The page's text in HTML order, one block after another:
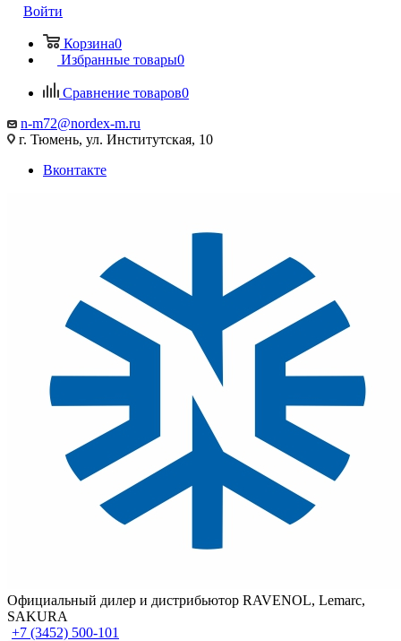
Войти
Корзина0
Избранные товары0
Сравнение товаров0
n-m72@nordex-m.ru
г. Тюмень, ул. Институтская, 10
Вконтакте
Официальный дилер и дистрибьютор RAVENOL, Lemarc,
SAKURA
+7 (3452) 500-101